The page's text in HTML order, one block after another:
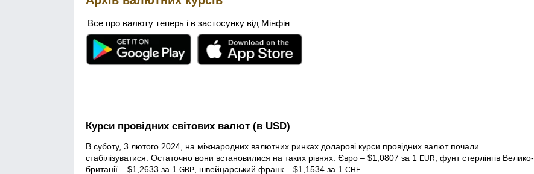
Все про валюту теперь і в застосунку від Мінфін
Курси провідних світових валют (в USD)
В суботу, 3 лютого 2024, на міжнародних валютних ринках доларові курси провідних валют почали
стабілізуватися. Остаточно вони встановилися на таких рівнях: Євро – $1,0807 за 1 EUR
, фунт стерлінгів Велико­
британії – $1,2633 за 1 GBP , швейцарський франк – $1,1534 за 1 CHF